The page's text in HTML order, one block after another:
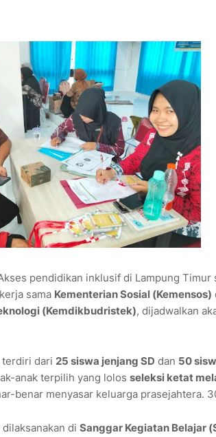
pendidikan inklusif di Lampung Timur
sama Kementerian Sosial (Kemensos)
(Kemdikbudristek), dijadwalkan
terdiri dari 25 siswa jenjang SD dan 50
anak terpilih yang lolos seleksi ketat
benar menyasar keluarga prasejahtera.
di Sanggar Kegiatan Belajar